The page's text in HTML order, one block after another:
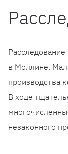
в Моллине,
производства
В ходе
незаконного